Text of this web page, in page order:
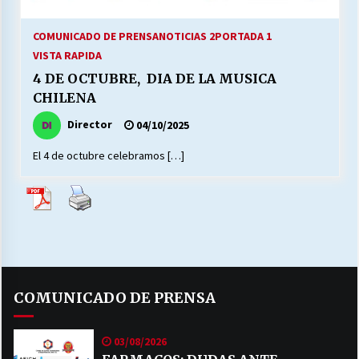
13/07/2026
25/06/2026
MUNICIPALIDADES, HONORARIOS, DESPIDOS
28/05/2026
COMUNICADO DE PRENSANOTICIAS 2PORTADA 1
VISTA RAPIDA
4 DE OCTUBRE, DIA DE LA MUSICA
CHILENA
Director 04/10/2025
El 4 de octubre celebramos […]
COMUNICADO DE PRENSA
03/08/2026